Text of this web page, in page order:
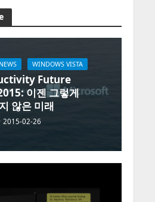
WINDOWS VISTA
Future
이젠 그렇게
않은 미래
2015-02-26